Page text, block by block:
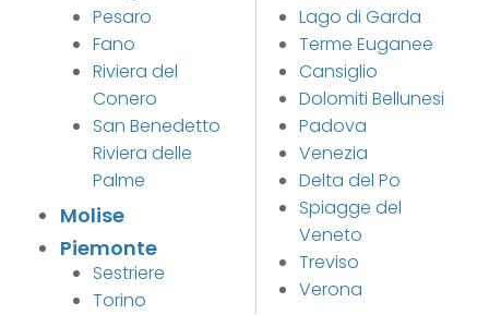
Pesaro
Fano
Riviera del
Conero
San Benedetto
Riviera delle
Palme
Molise
Piemonte
Sestriere
Torino
Lago di Garda
Terme Euganee
Cansiglio
Dolomiti Bellunesi
Padova
Venezia
Delta del Po
Spiagge del
Veneto
Treviso
Verona